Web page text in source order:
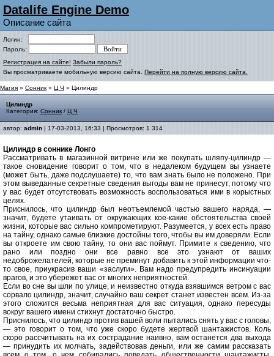
Datalife Engine Demo
Описание сайта
Логин:
Пароль:
Регистрация на сайте! Забыли пароль?
Вы просматриваете мобильную версию сайта. Перейти на полную версию сайта.
Магия » Сонник » Ц Ч » Цилиндр
Цилиндр
Категория: Сонник / Ц Ч
автор: admin | 17-03-2013, 16:33 | Просмотров: 1 314
Цилиндр в соннике Лонго
Рассматривать в магазинной витрине или же покупать шляпу-цилиндр —
такое сновидение говорит о том, что в недалеком будущем вы узнаете
(может быть, даже подслушаете) то, что вам знать было не положено. При
этом выведанные секретные сведения выгоды вам не принесут, потому что
у вас будет отсутствовать возможность воспользоваться ими в корыстных
целях.
Приснилось, что цилиндр был неотъемлемой частью вашего наряда, —
значит, будете утаивать от окружающих кое-какие обстоятельства своей
жизни, которые вас сильно компрометируют.Разумеется, у всех есть право
на тайну, однако самые близкие достойны того, чтобы вы им доверяли. Если
вы откроете им свою тайну, то они вас поймут. Примите к сведению, что
рано или поздно они все равно все это узнают от ваших
недоброжелателей, которые не преминут добавить к этой информации что-
то свое, приукрасив ваши «заслуги». Вам надо предупредить инсинуации
врагов, и это убережет вас от многих неприятностей.
Если во сне вы шли по улице, и неизвестно откуда взявшимся ветром с вас
сорвало цилиндр, значит, случайно ваш секрет станет известен всем. Из-за
этого сложится весьма неприятная для вас ситуация, однако пересуды
вокруг вашего имени стихнут достаточно быстро.
Приснилось, что цилиндр против вашей воли пытались снять у вас с головы,
— это говорит о том, что уже скоро будете жертвой шантажистов. Коль
скоро рассчитывать на их сострадание наивно, вам останется два выхода
— принудить их молчать, задействовав деньги, или же самим рассказать